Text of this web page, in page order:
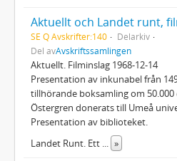
SE Q Avskrifter:140
Delarkiv
Del avAvskriftssamlingen
Aktuellt. Filminslag 1968-12-14
Presentation av inkunabel från
tillhörande boksamling om
Östergren donerats till Umeå
Presentation av biblioteket.
Landet Runt. Ett
»